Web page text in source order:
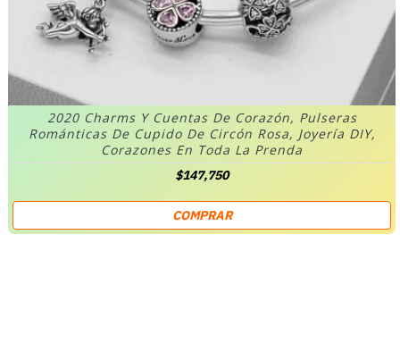
2020 Charms Y Cuentas De Corazón, Pulseras
Románticas De Cupido De Circón Rosa, Joyería DIY,
Corazones En Toda La Prenda
$147,750
COMPRAR